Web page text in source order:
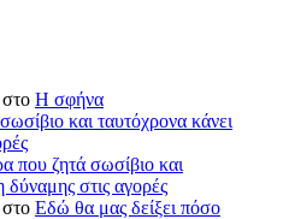
στο Η σφήνα
και ταυτόχρονα κάνει
που ζητά σωσίβιο και
δύναμης στις αγορές
στο Εδώ θα μας δείξει πόσο